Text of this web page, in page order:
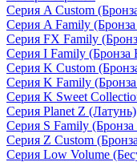
Серия A Custom
Серия A Family
Серия FX Family
Серия I Family (Бронза
Серия K Custom
Серия K Family
Серия K Sweet
Серия Planet Z (Латунь)
Серия S Family
Серия Z Custom
Серия Low Volume